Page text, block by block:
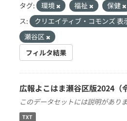
タグ: 環境 福祉 保健
ス:
クリエイティブ・コモンズ 表
瀬谷区
フィルタ結果
広報よこはま瀬谷区版2024（
このデータセットには説明があり
TXT